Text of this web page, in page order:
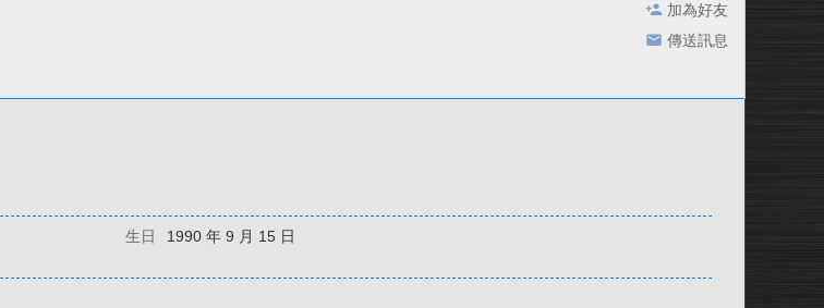
加為好友
傳送訊息
生日
1990 年 9 月 15 日